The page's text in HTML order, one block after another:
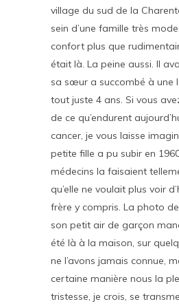
village du sud de la
sein d’une famille très
confort plus que
était là. La peine aussi. Il
sa sœur a succombé à une
tout juste 4 ans. Si vous
de ce qu’endurent
cancer, je vous laisse
petite fille a pu subir en
médecins la faisaient
qu’elle ne voulait plus voir
frère y compris. La photo
son petit air de garçon
été là à la maison, sur
ne l’avons jamais connue,
certaine manière nous la
tristesse, je crois, se